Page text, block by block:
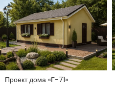
Проект дома «Г-71»